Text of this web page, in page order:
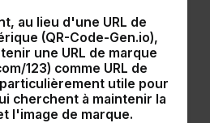
au lieu d'une URL de
(QR-Code-Gen.io),
une URL de marque
123) comme URL de
utile pour
cherchent à maintenir la
l'image de marque.